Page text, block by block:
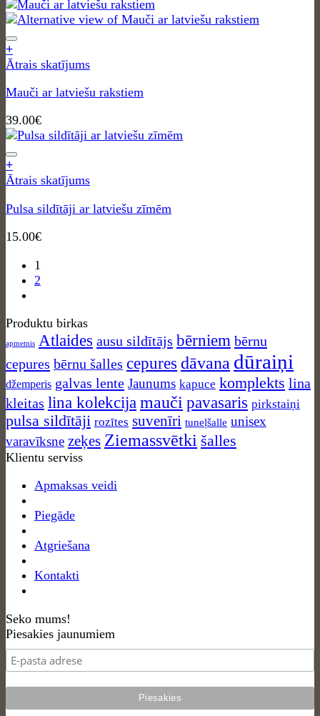
+
Ātrais skatījums
Mauči ar latviešu rakstiem
39.00€
+
Ātrais skatījums
Pulsa sildītāji ar latviešu zīmēm
15.00€
1
2
Produktu birkas
apmetnis Atlaides ausu sildītājs bērniem bērnu
cepures bērnu šalles cepures dāvana dūraiņi
džemperis galvas lente Jaunums kapuce komplekts lina
kleitas lina kolekcija mauči pavasaris pirkstaiņi
pulsa sildītāji rozītes suvenīri tuneļšalle unisex
varavīksne zeķes Ziemassvētki šalles
Klientu serviss
Apmaksas veidi
Piegāde
Atgriešana
Kontakti
Seko mums!
Piesakies jaunumiem